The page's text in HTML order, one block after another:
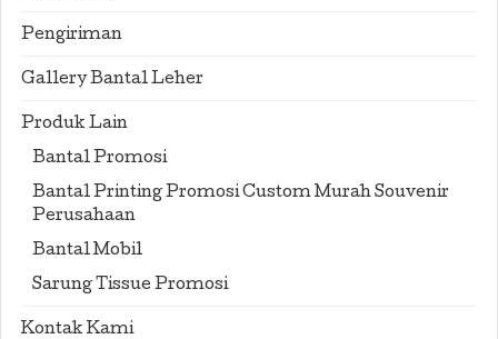
Pengiriman
Gallery Bantal Leher
Produk Lain
Bantal Promosi
Bantal Printing Promosi Custom Murah Souvenir
Perusahaan
Bantal Mobil
Sarung Tissue Promosi
Kontak Kami